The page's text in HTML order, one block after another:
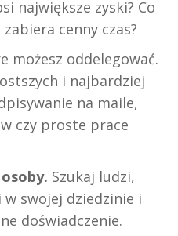
największe zyski? Co
cenny czas?
możesz oddelegować.
i najbardziej
na maile,
czy proste prace
Szukaj ludzi,
swojej dziedzinie i
doświadczenie.